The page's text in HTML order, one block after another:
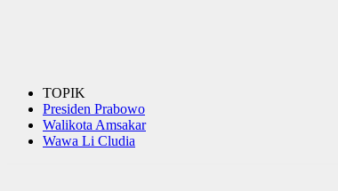
TOPIK
Presiden Prabowo
Walikota Amsakar
Wawa Li Cludia